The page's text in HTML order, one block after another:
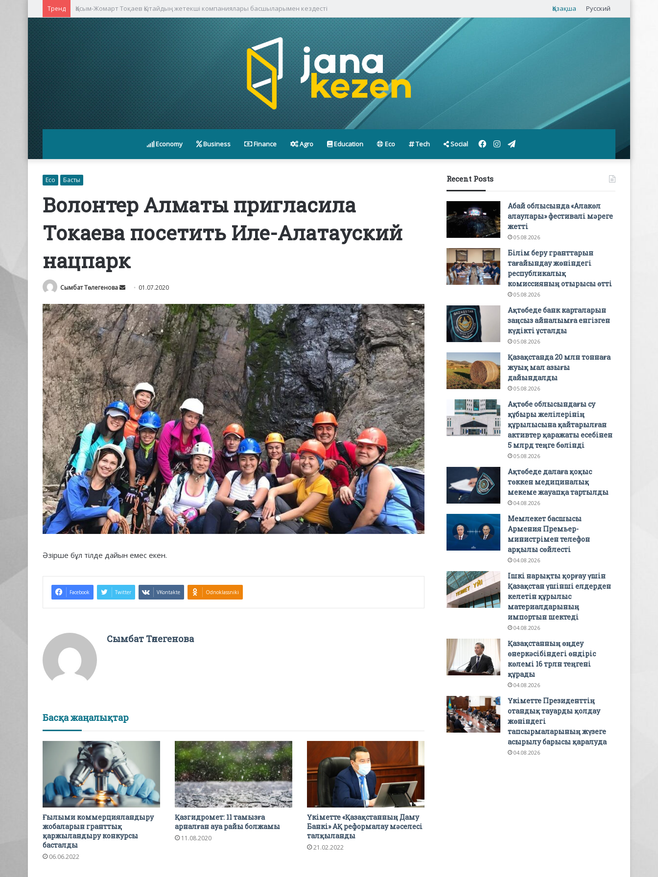
Тренд Қасым-Жомарт Тоқаев Қытайдың жетекші компаниялары басшыларымен кездесті Қазақша Русский
Economy Business Finance Agro Education Eco Tech Social Telegram
Instagram
Facebook
Eco Басты
Волонтер Алматы пригласила
Токаева посетить Иле-Алатауский
нацпарк
Сымбат Төлегенова
Send
email
01.07.2020
Әзірше бұл тілде дайын емес екен.
Facebook Twitter VKontakte Odnoklassniki
Сымбат Төлегенова
Басқа жаңалықтар
Ғылыми коммерцияландыру
жобаларын гранттық
қаржыландыру конкурсы
басталды
06.06.2022
Қазгидромет: 11 тамызға
арналған ауа райы болжамы
11.08.2020
Үкіметте «Қазақстанның Даму
Банкі» АҚ реформалау мәселесі
талқыланды
21.02.2022
Recent Posts
Абай облысында «Алакөл
алаулары» фестивалі мәреге
жетті
05.08.2026
Білім беру гранттарын
тағайындау жөніндегі
республикалық
комиссияның отырысы өтті
05.08.2026
Ақтөбеде банк карталарын
заңсыз айналымға енгізген
күдікті ұсталды
05.08.2026
Қазақстанда 20 млн тоннаға
жуық мал азығы
дайындалды
05.08.2026
Ақтөбе облысындағы су
құбыры желілерінің
құрылысына қайтарылған
активтер қаражаты есебінен
5 млрд теңге бөлінді
05.08.2026
Ақтөбеде далаға қоқыс
төккен медициналық
мекеме жауапқа тартылды
04.08.2026
Мемлекет басшысы
Армения Премьер-
министрімен телефон
арқылы сөйлесті
04.08.2026
Ішкі нарықты қорғау үшін
Қазақстан үшінші елдерден
келетін құрылыс
материалдарының
импортын шектеді
04.08.2026
Қазақстанның өңдеу
өнеркәсібіндегі өндіріс
көлемі 16 трлн теңгені
құрады
04.08.2026
Үкіметте Президенттің
отандық тауарды қолдау
жөніндегі
тапсырмаларының жүзеге
асырылу барысы қаралуда
04.08.2026